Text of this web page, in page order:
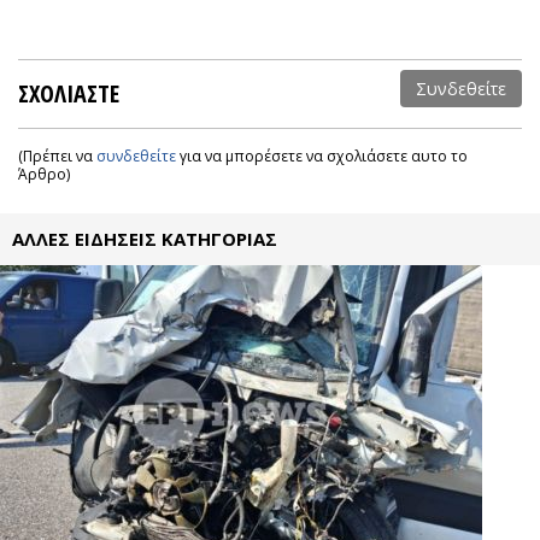
ΣΧΟΛΙΑΣΤΕ Συνδεθείτε
(Πρέπει να συνδεθείτεγια να μπορέσετε να σχολιάσετε αυτο το
Άρθρο)
ΑΛΛΕΣ ΕΙΔΗΣΕΙΣ ΚΑΤΗΓΟΡΙΑΣ